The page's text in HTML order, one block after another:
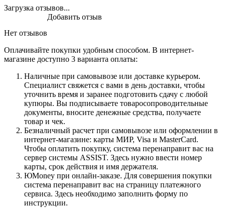
Загрузка отзывов...
Нет отзывов
Добавить отзыв
Оплачивайте покупки удобным способом. В интернет-
магазине доступно 3 варианта оплаты:
Наличные при самовывозе или доставке курьером.
Специалист свяжется с вами в день доставки, чтобы
уточнить время и заранее подготовить сдачу с любой
купюры. Вы подписываете товаросопроводительные
документы, вносите денежные средства, получаете
товар и чек.
Безналичный расчет при самовывозе или оформлении в
интернет-магазине: карты МИР, Visa и MasterCard.
Чтобы оплатить покупку, система перенаправит вас на
сервер системы ASSIST. Здесь нужно ввести номер
карты, срок действия и имя держателя.
ЮMoney при онлайн-заказе. Для совершения покупки
система перенаправит вас на страницу платежного
сервиса. Здесь необходимо заполнить форму по
инструкции.